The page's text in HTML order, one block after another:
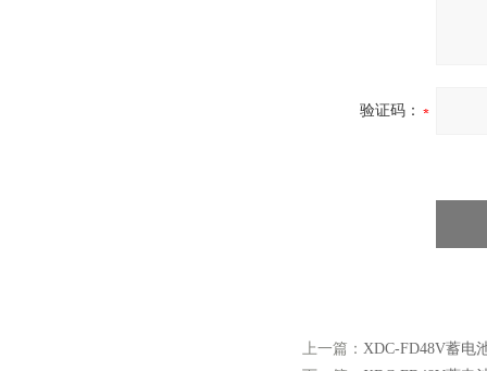
验证码：
上一篇： XDC-FD48V蓄电